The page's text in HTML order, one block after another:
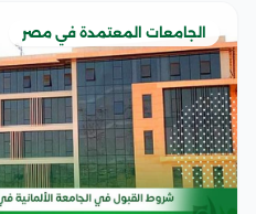
الجامعات المعتمدة في مصر